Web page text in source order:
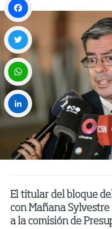
El titular del bloque
con Mañana
a la comisión de
Facebook
Twitter
WhatsApp
LinkedIn